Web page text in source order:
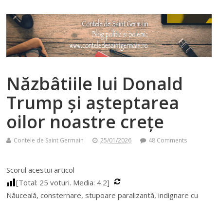
Năzbâtiile lui Donald
Trump şi aşteptarea
oilor noastre creţe
Contele de Saint Germain 25/01/2026 48 Comments
Scorul acestui articol
[Total: 25 voturi. Media: 4.2]
Năuceală, consternare, stupoare paralizantă, indignare cu